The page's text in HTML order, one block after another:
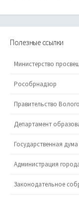
Полезные ссылки
Министерство
Рособрнадзор
Правительство
Департамент
Государственная дума
Администрация
Законодательное